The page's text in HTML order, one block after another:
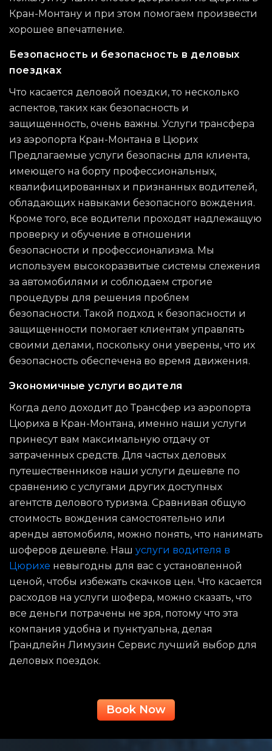
Кран-Монтану и при этом помогаем произвести
хорошее впечатление.
Безопасность и безопасность в деловых
поездках
Что касается деловой поездки, то несколько
аспектов, таких как безопасность и
защищенность, очень важны. Услуги трансфера
из аэропорта Кран-Монтана в Цюрих
Предлагаемые услуги безопасны для клиента,
имеющего на борту профессиональных,
квалифицированных и признанных водителей,
обладающих навыками безопасного вождения.
Кроме того, все водители проходят надлежащую
проверку и обучение в отношении
безопасности и профессионализма. Мы
используем высокоразвитые системы слежения
за автомобилями и соблюдаем строгие
процедуры для решения проблем
безопасности. Такой подход к безопасности и
защищенности помогает клиентам управлять
своими делами, поскольку они уверены, что их
безопасность обеспечена во время движения.
Экономичные услуги водителя
Когда дело доходит до Трансфер из аэропорта
Цюриха в Кран-Монтана, именно наши услуги
принесут вам максимальную отдачу от
затраченных средств. Для частых деловых
путешественников наши услуги дешевле по
сравнению с услугами других доступных
агентств делового туризма. Сравнивая общую
стоимость вождения самостоятельно или
аренды автомобиля, можно понять, что нанимать
шоферов дешевле. Наш услуги водителя в
Цюрихе невыгодны для вас с установленной
ценой, чтобы избежать скачков цен. Что касается
расходов на услуги шофера, можно сказать, что
все деньги потрачены не зря, потому что эта
компания удобна и пунктуальна, делая
Грандлейн Лимузин Сервис лучший выбор для
деловых поездок.
Book Now